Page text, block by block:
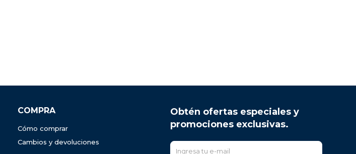
COMPRA
Cómo comprar
Cambios y devoluciones
Obtén ofertas especiales y
promociones exclusivas.